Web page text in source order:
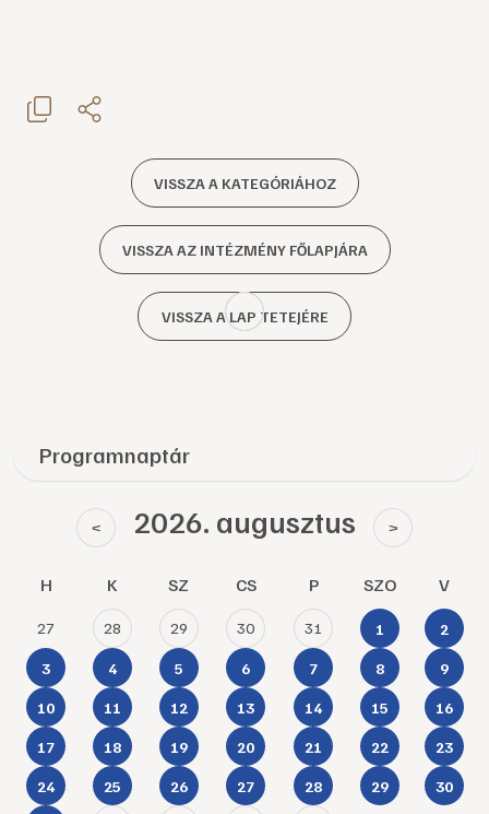
VISSZA A KATEGÓRIÁHOZ
VISSZA AZ INTÉZMÉNY FŐLAPJÁRA
VISSZA A LAP TETEJÉRE
Programnaptár
< 2026. augusztus >
H K SZ CS P SZO V
27 28 29 30 31 1 2
3 4 5 6 7 8 9
10 11 12 13 14 15 16
17 18 19 20 21 22 23
24 25 26 27 28 29 30